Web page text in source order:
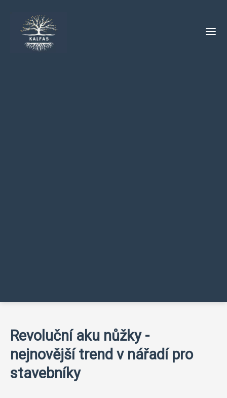
Revoluční aku nůžky -
nejnovější trend v nářadí pro
stavebníky